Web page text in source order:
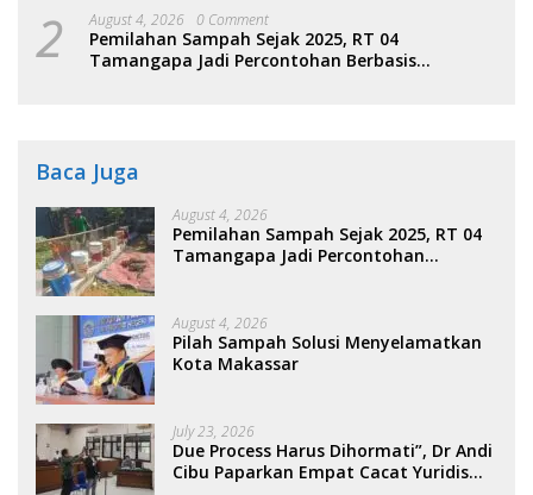
2 August 4, 2026 0 Comment
Pemilahan Sampah Sejak 2025, RT 04
Tamangapa Jadi Percontohan Berbasis
Baca Juga
August 4, 2026
Pemilahan Sampah Sejak 2025, RT 04
Tamangapa Jadi Percontohan
August 4, 2026
Pilah Sampah Solusi Menyelamatkan
Kota Makassar
July 23, 2026
Due Process Harus Dihormati”, Dr Andi
Cibu Paparkan Empat Cacat Yuridis